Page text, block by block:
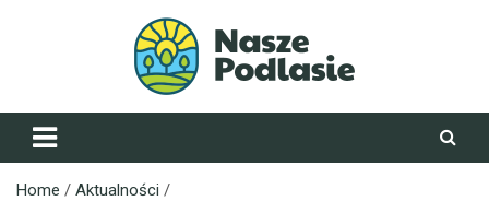
NaszePodlasie.pl
Home
Aktualności